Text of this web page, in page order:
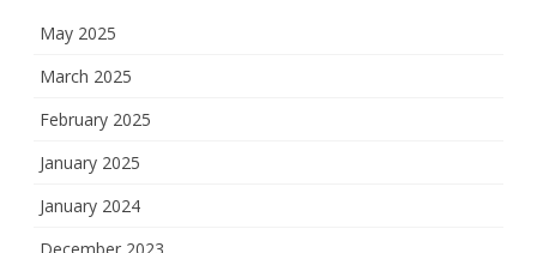
May 2025
March 2025
February 2025
January 2025
January 2024